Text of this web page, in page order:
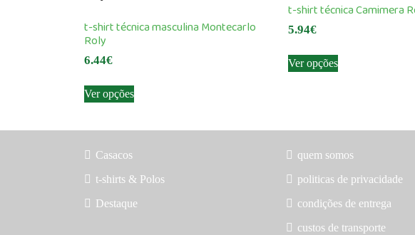
t-shirt técnica masculina Montecarlo
Roly
6.44€
Ver opçõesproduct
multiple
options
may
t-shirt técnica Camimera
5.94€
Ver opçõesproduct
options
chosen
Casacos
t-shirts & Polos
Destaque
quem somos
politicas de privacidade
condições de entrega
custos de transporte